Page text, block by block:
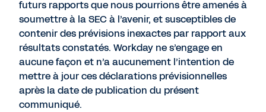
futurs rapports que nous pourrions être amenés à
soumettre à la SEC à l’avenir, et susceptibles de
contenir des prévisions inexactes par rapport aux
résultats constatés. Workday ne s’engage en
aucune façon et n’a aucunement l’intention de
mettre à jour ces déclarations prévisionnelles
après la date de publication du présent
communiqué.